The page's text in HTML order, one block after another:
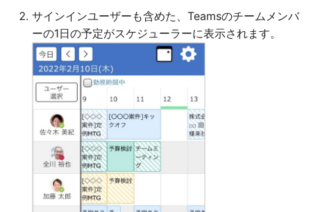
サインインユーザーも含めた、Teamsのチームメンバ
ーの1日の予定がスケジューラーに表示されます。